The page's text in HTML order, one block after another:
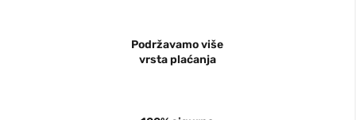
Podržavamo više
vrsta plaćanja